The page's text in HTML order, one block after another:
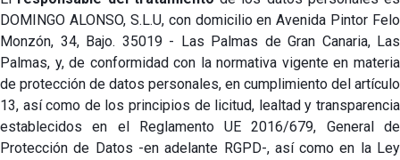
DOMINGO ALONSO, S.L.U, con domicilio en Avenida Pintor Felo
Monzón, 34, Bajo. 35019 - Las Palmas de Gran Canaria, Las
Palmas, y, de conformidad con la normativa vigente en materia
de protección de datos personales, en cumplimiento del artículo
13, así como de los principios de licitud, lealtad y transparencia
establecidos en el Reglamento UE 2016/679, General de
Protección de Datos -en adelante RGPD-, así como en la Ley